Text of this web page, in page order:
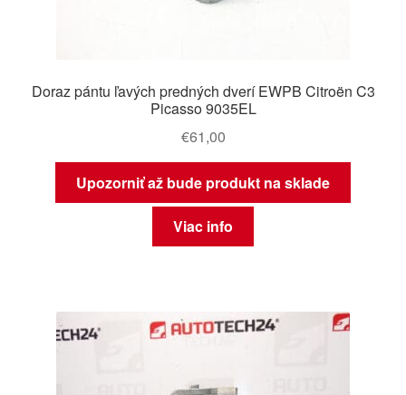
Doraz pántu ľavých predných dverí EWPB Citroën C3
Picasso 9035EL
€61,00
Upozorniť až bude produkt na sklade
Viac info